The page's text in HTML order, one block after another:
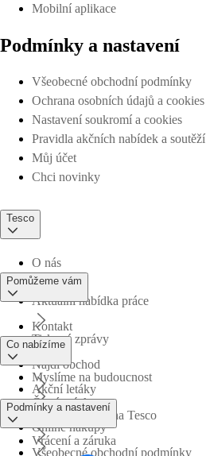
Mobilní aplikace
Podmínky a nastavení
Všeobecné obchodní podmínky
Ochrana osobních údajů a cookies
Nastavení soukromí a cookies
Pravidla akčních nabídek a soutěží
Můj účet
Chci novinky
Tesco
O nás
Aktuální nabídka práce
Tiskové zprávy
Myslíme na budoucnost
Obchodní skupina Tesco
Pomůžeme vám
Kontakt
Najdi obchod
Časté otázky
Vrácení a záruka
Co nabízíme
Akční letáky
Online nákupy
Podmínky a nastavení
Všeobecné obchodní podmínky